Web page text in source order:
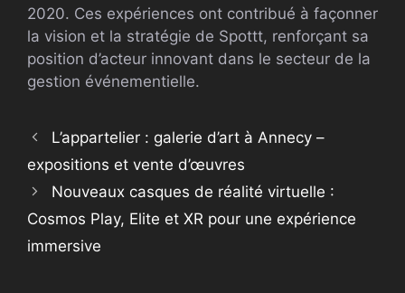
2020. Ces expériences ont contribué à façonner
la vision et la stratégie de Spottt, renforçant sa
position d’acteur innovant dans le secteur de la
gestion événementielle.
L’appartelier : galerie d’art à Annecy –
expositions et vente d’œuvres
Nouveaux casques de réalité virtuelle :
Cosmos Play, Elite et XR pour une expérience
immersive